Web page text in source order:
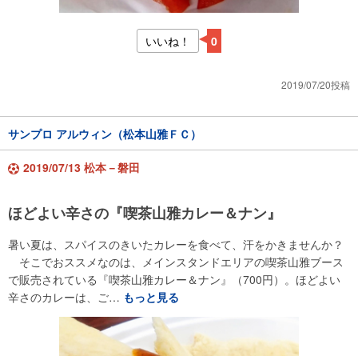
いいね！ 0
2019/07/20投稿
サンプロ アルウィン（松本山雅ＦＣ）
2019/07/13 松本－磐田
ほどよい辛さの『喫茶山雅カレー＆ナン』
暑い夏は、スパイスのきいたカレーを食べて、汗をかきませんか？
そこでおススメなのは、メインスタンドエリアの喫茶山雅ブース
で販売されている『喫茶山雅カレー＆ナン』（700円）。ほどよい
辛さのカレーは、ご… もっと見る